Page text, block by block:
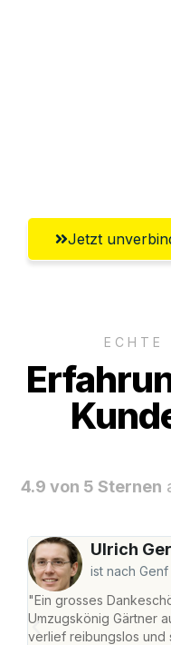
Jetzt
ECHTE
4.9 von 5 Sternen
Ulrich
ist nach
"Ein grosses
Umzugskönig Gärtner
verlief reibungslos und